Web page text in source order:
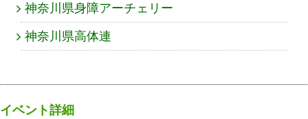
神奈川県身障アーチェリー
神奈川県高体連
イベント詳細